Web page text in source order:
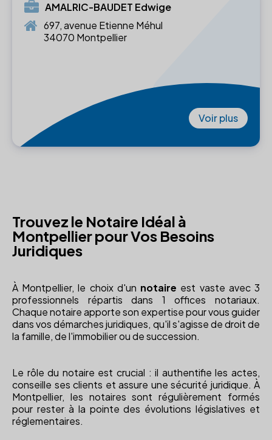
AMALRIC-BAUDET Edwige
697, avenue Etienne Méhul
34070 Montpellier
Voir plus
Trouvez le Notaire Idéal à
Montpellier pour Vos Besoins
Juridiques
À Montpellier, le choix d'un notaire est vaste avec 3
professionnels répartis dans 1 offices notariaux.
Chaque notaire apporte son expertise pour vous guider
dans vos démarches juridiques, qu'il s'agisse de droit de
la famille, de l'immobilier ou de succession.
Le rôle du notaire est crucial : il authentifie les actes,
conseille ses clients et assure une sécurité juridique. À
Montpellier, les notaires sont régulièrement formés
pour rester à la pointe des évolutions législatives et
réglementaires.